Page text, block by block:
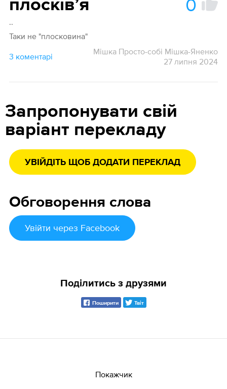
плосківʼя 0
..
Таки не "плосковина"
3 коментарі
Мішка Просто-собі Мішка-Яненко
27 липня 2024
Запропонувати свій
варіант перекладу
УВІЙДІТЬ ЩОБ ДОДАТИ ПЕРЕКЛАД
Обговорення слова
Увійти через Facebook
Поділитись з друзями
Поширити Твіт
Покажчик